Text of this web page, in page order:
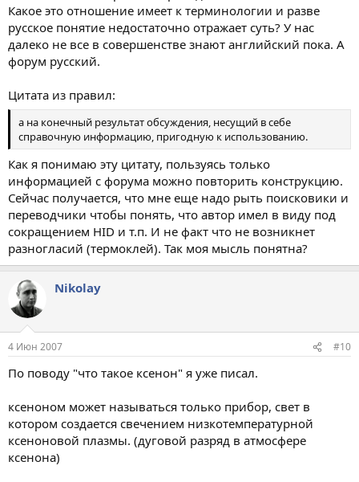
Какое это отношение имеет к терминологии и разве
русское понятие недостаточно отражает суть? У нас
далеко не все в совершенстве знают английский пока. А
форум русский.
Цитата из правил:
а на конечный результат обсуждения, несущий в себе
справочную информацию, пригодную к использованию.
Как я понимаю эту цитату, пользуясь только
информацией с форума можно повторить конструкцию.
Сейчас получается, что мне еще надо рыть поисковики и
переводчики чтобы понять, что автор имел в виду под
сокращением HID и т.п. И не факт что не возникнет
разногласий (термоклей). Так моя мысль понятна?
Nikolay
4 Июн 2007 #10
По поводу "что такое ксенон" я уже писал.
ксеноном может называться только прибор, свет в
котором создается свечением низкотемпературной
ксеноновой плазмы. (дуговой разряд в атмосфере
ксенона)